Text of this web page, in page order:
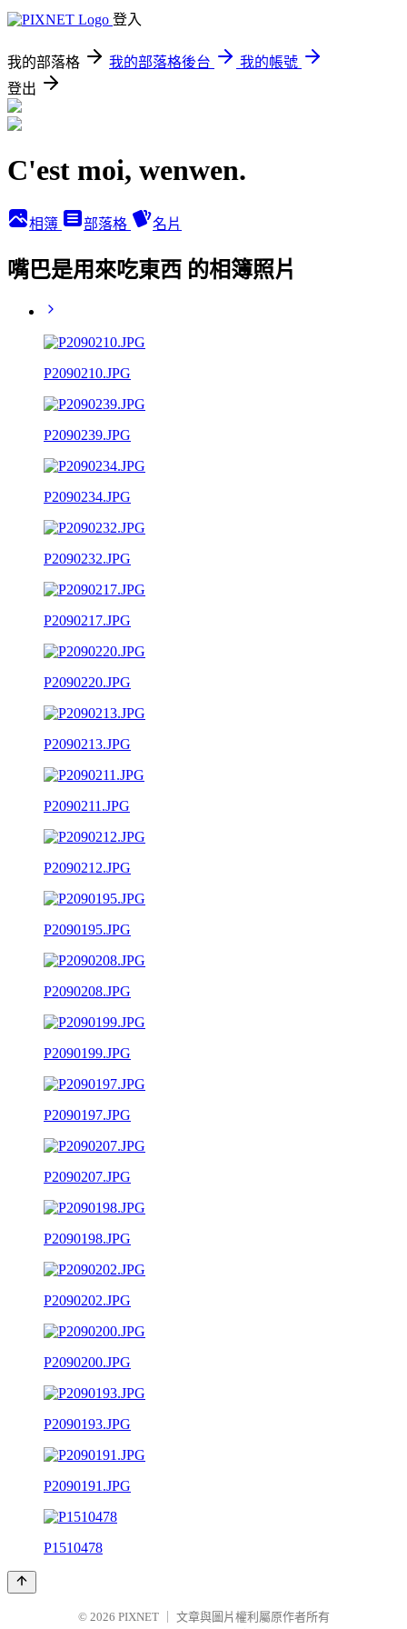
登入
我的部落格 我的部落格後台
我的帳號
登出
C'est moi, wenwen.
相簿 部落格 名片
嘴巴是用來吃東西 的相簿照片
P2090210.JPG
P2090239.JPG
P2090234.JPG
P2090232.JPG
P2090217.JPG
P2090220.JPG
P2090213.JPG
P2090211.JPG
P2090212.JPG
P2090195.JPG
P2090208.JPG
P2090199.JPG
P2090197.JPG
P2090207.JPG
P2090198.JPG
P2090202.JPG
P2090200.JPG
P2090193.JPG
P2090191.JPG
P1510478
© 2026 PIXNET
文章與圖片權利屬原作者所有